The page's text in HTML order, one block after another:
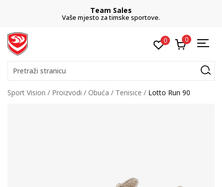
Team Sales
Vaše mjesto za timske sportove.
0 0
Pretraži stranicu
Sport Vision Proizvodi Obuća Tenisice Lotto Run 90